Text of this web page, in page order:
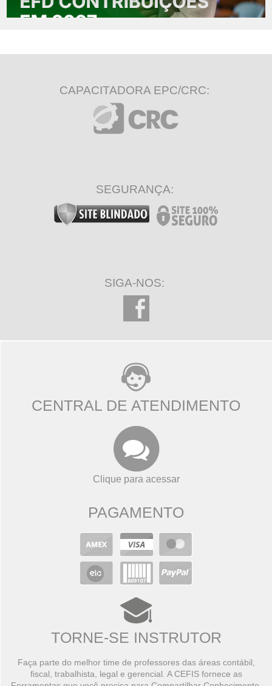
CAPACITADORA EPC/CRC:
SEGURANÇA:
SIGA-NOS:
CENTRAL DE ATENDIMENTO
Clique para acessar
PAGAMENTO
TORNE-SE INSTRUTOR
Faça parte do melhor time de professores das áreas contábil,
fiscal, trabalhista, legal e gerencial. A CEFIS fornece as